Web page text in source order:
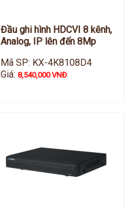
Đầu ghi hình HDCVI 8 kênh,
Analog, IP lên đến 8Mp
Mã SP: KX-4K8108D4
Giá: 8,540,000 VNĐ